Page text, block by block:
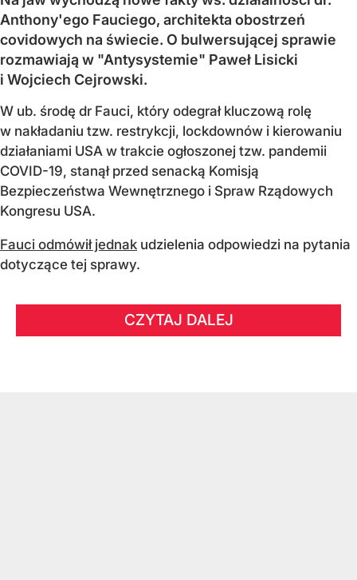
Anthony'ego Fauciego, architekta obostrzeń
covidowych na świecie. O bulwersującej sprawie
rozmawiają w "Antysystemie" Paweł Lisicki
i Wojciech Cejrowski.
W ub. środę dr Fauci, który odegrał kluczową rolę
w nakładaniu tzw. restrykcji, lockdownów i kierowaniu
działaniami USA w trakcie ogłoszonej tzw. pandemii
COVID-19, stanął przed senacką Komisją
Bezpieczeństwa Wewnętrznego i Spraw Rządowych
Kongresu USA.
Fauci odmówił jednak udzielenia odpowiedzi na pytania
dotyczące tej sprawy.
CZYTAJ DALEJ